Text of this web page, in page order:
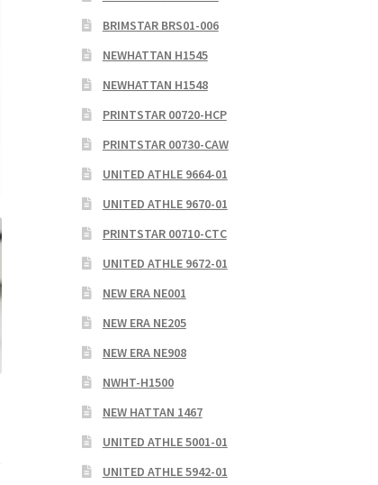
BRIMSTAR BRS01-006
NEWHATTAN H1545
NEWHATTAN H1548
PRINTSTAR 00720-HCP
PRINTSTAR 00730-CAW
UNITED ATHLE 9664-01
UNITED ATHLE 9670-01
PRINTSTAR 00710-CTC
UNITED ATHLE 9672-01
NEW ERA NE001
NEW ERA NE205
NEW ERA NE908
NWHT-H1500
NEW HATTAN 1467
UNITED ATHLE 5001-01
UNITED ATHLE 5942-01